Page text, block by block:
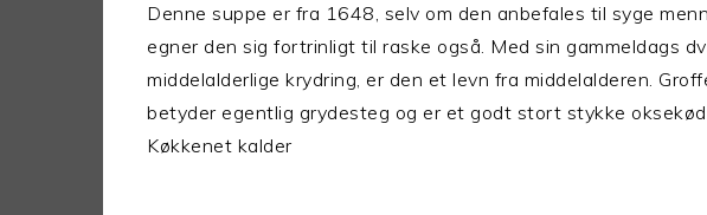
Denne suppe er fra 1648, selv om den anbefales til syge
egner den sig fortrinligt til raske også. Med sin gammeldags
middelalderlige krydring, er den et levn fra middelalderen.
betyder egentlig grydesteg og er et godt stort stykke
Køkkenet kalder